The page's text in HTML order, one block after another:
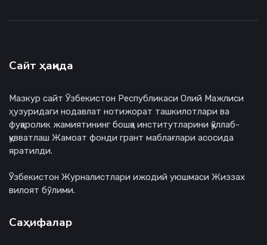
Сайт ҳақида
Мазкур сайт Ўзбекистон Республикаси Олий Мажлиси
ҳузуридаги нодавлат нотижорат ташкилотлари ва
фуқаролик жамиятининг бошқа институтларини қўллаб-
қувватлаш Жамоат фонди грант маблағлари асосида
яратилди.
Ўзбекистон Журналистлари ижодий уюшмаси Жиззах
вилоят бўлими.
Саҳифалар